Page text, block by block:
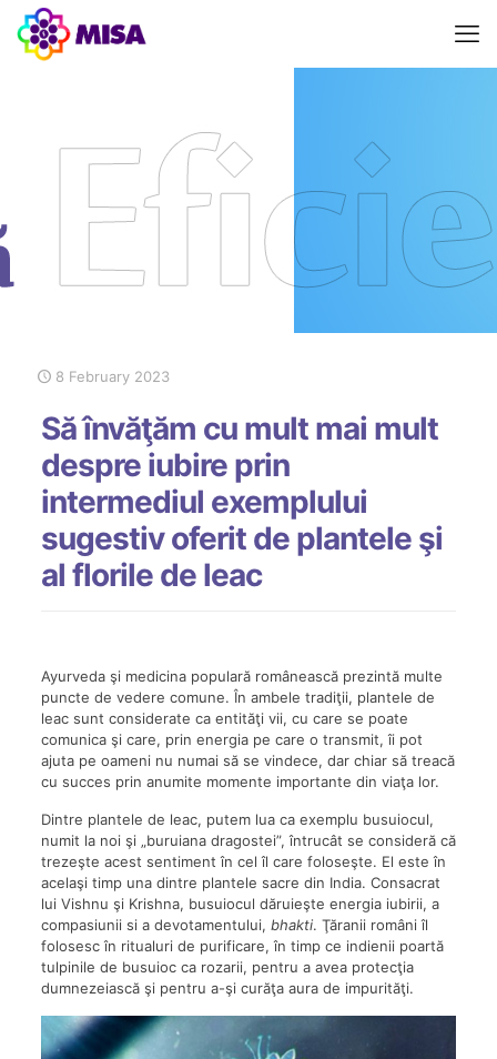
8 February 2023
Să învăţăm cu mult mai mult
despre iubire prin
intermediul exemplului
sugestiv oferit de plantele şi
al florile de leac
Ayurveda şi medicina populară românească prezintă multe
puncte de vedere comune. În ambele tradiţii, plantele de
leac sunt considerate ca entităţi vii, cu care se poate
comunica şi care, prin energia pe care o transmit, îi pot
ajuta pe oameni nu numai să se vindece, dar chiar să treacă
cu succes prin anumite momente importante din viaţa lor.
Dintre plantele de leac, putem lua ca exemplu busuiocul,
numit la noi şi „buruiana dragostei”, întrucât se consideră că
trezeşte acest sentiment în cel îl care foloseşte. El este în
acelaşi timp una dintre plantele sacre din India. Consacrat
lui Vishnu şi Krishna, busuiocul dăruieşte energia iubirii, a
compasiunii si a devotamentului, bhakti. Ţăranii români îl
folosesc în ritualuri de purificare, în timp ce indienii poartă
tulpinile de busuioc ca rozarii, pentru a avea protecţia
dumnezeiască şi pentru a-şi curăţa aura de impurităţi.